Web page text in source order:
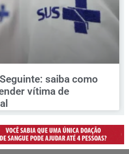
saiba como
vítima de